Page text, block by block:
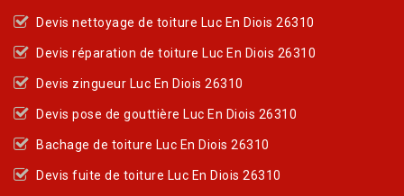
Devis nettoyage de toiture Luc En Diois 26310
Devis réparation de toiture Luc En Diois 26310
Devis zingueur Luc En Diois 26310
Devis pose de gouttière Luc En Diois 26310
Bachage de toiture Luc En Diois 26310
Devis fuite de toiture Luc En Diois 26310